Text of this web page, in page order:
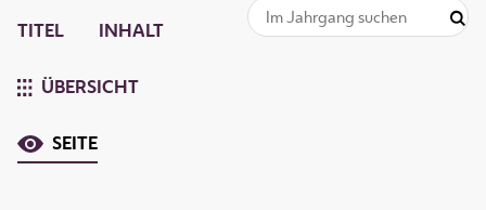
TITEL INHALT
ÜBERSICHT
SEITE